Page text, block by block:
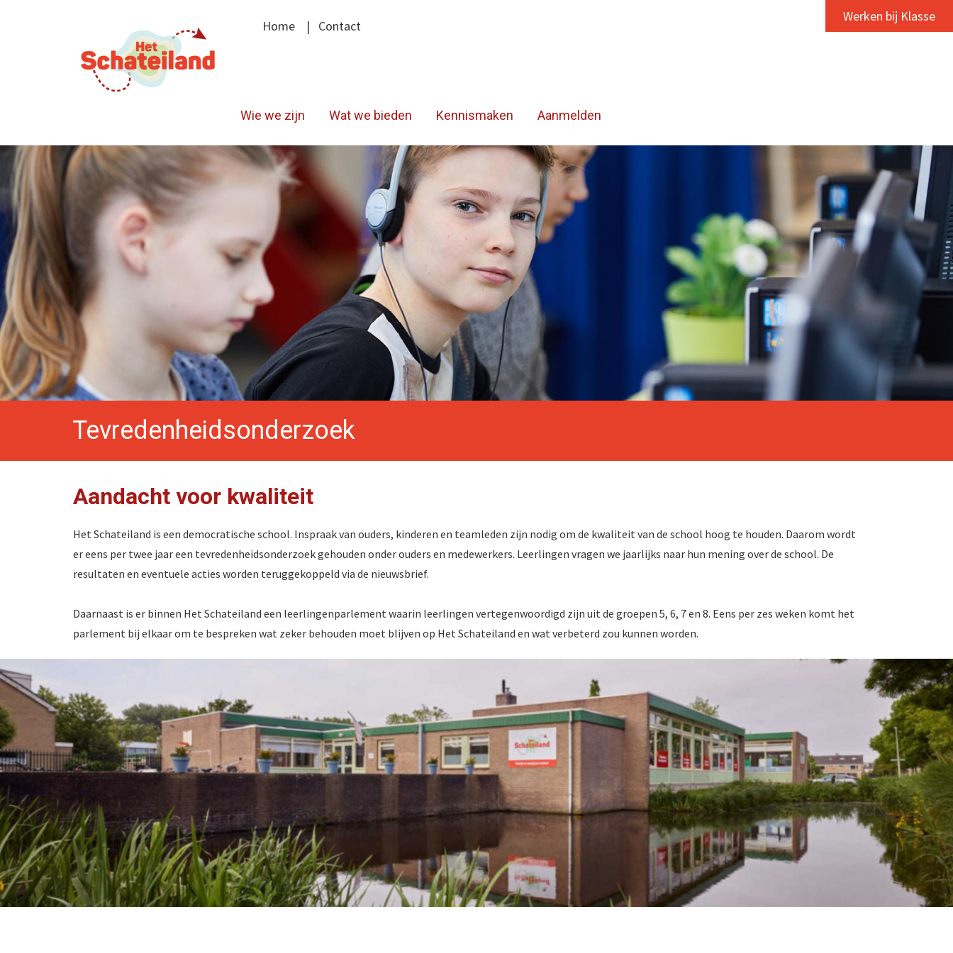
Werken bij Klasse
Home | Contact
Wie we zijn Wat we bieden Kennismaken Aanmelden
Tevredenheidsonderzoek
Aandacht voor kwaliteit
Het Schateiland is een democratische school. Inspraak van ouders, kinderen en teamleden zijn nodig om de kwaliteit van de school hoog te houden. Daarom wordt
er eens per twee jaar een tevredenheidsonderzoek gehouden onder ouders en medewerkers. Leerlingen vragen we jaarlijks naar hun mening over de school. De
resultaten en eventuele acties worden teruggekoppeld via de nieuwsbrief.
Daarnaast is er binnen Het Schateiland een leerlingenparlement waarin leerlingen vertegenwoordigd zijn uit de groepen 5, 6, 7 en 8. Eens per zes weken komt het
parlement bij elkaar om te bespreken wat zeker behouden moet blijven op Het Schateiland en wat verbeterd zou kunnen worden.